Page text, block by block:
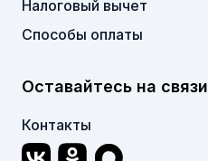
Налоговый вычет
Способы оплаты
Оставайтесь на связи
Контакты